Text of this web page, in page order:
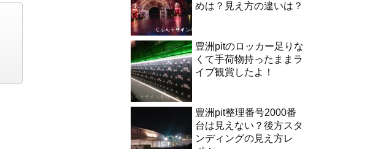
めは？見え方の違いは？
豊洲pitのロッカー足りな
くて手荷物持ったままラ
イブ観賞したよ！
豊洲pit整理番号2000番
台は見えない？後方スタ
ンディングの見え方レ